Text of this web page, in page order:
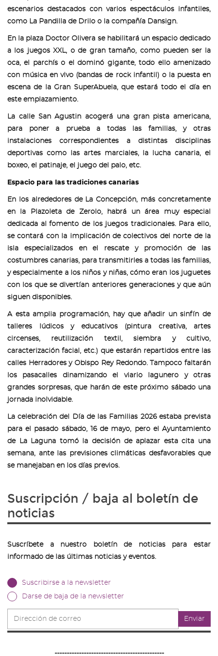
escenarios destacados con varios espectáculos infantiles,
como La Pandilla de Drilo o la compañía Dansign.
En la plaza Doctor Olivera se habilitará un espacio dedicado
a los juegos XXL, o de gran tamaño, como pueden ser la
oca, el parchís o el dominó gigante, todo ello amenizado
con música en vivo (bandas de rock infantil) o la puesta en
escena de la Gran SuperAbuela, que estará todo el día en
este emplazamiento.
La calle San Agustin acogerá una gran pista americana,
para poner a prueba a todas las familias, y otras
instalaciones correspondientes a distintas disciplinas
deportivas como las artes marciales, la lucha canaria, el
boxeo, el patinaje, el juego del palo, etc.
Espacio para las tradiciones canarias
En los alrededores de La Concepción, más concretamente
en la Plazoleta de Zerolo, habrá un área muy especial
dedicada al fomento de los juegos tradicionales. Para ello,
se contará con la implicación de colectivos del norte de la
isla especializados en el rescate y promoción de las
costumbres canarias, para transmitirles a todas las familias,
y especialmente a los niños y niñas, cómo eran los juguetes
con los que se divertían anteriores generaciones y que aún
siguen disponibles.
A esta amplia programación, hay que añadir un sinfín de
talleres lúdicos y educativos (pintura creativa, artes
circenses, reutilización textil, siembra y cultivo,
caracterización facial, etc.) que estarán repartidos entre las
calles Herradores y Obispo Rey Redondo. Tampoco faltarán
los pasacalles dinamizando el viario lagunero y otras
grandes sorpresas, que harán de este próximo sábado una
jornada inolvidable.
La celebración del Día de las Familias 2026 estaba prevista
para el pasado sábado, 16 de mayo, pero el Ayuntamiento
de La Laguna tomó la decisión de aplazar esta cita una
semana, ante las previsiones climáticas desfavorables que
se manejaban en los días previos.
Suscripción / baja al boletín de
noticias
Suscríbete a nuestro boletín de noticias para estar
informado de las últimas noticias y eventos.
Suscribirse a la newsletter
Darse de baja de la newsletter
de
correo
Enviar
---------------------------------------------